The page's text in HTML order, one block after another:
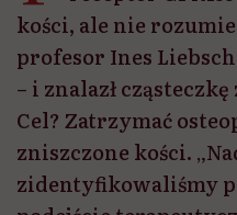
kości, ale nie
profesor Ines
– i znalazł
Cel? Zatrzymać
zniszczone kości.
zidentyfikowaliśmy